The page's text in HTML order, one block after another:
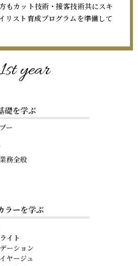
もカット技術・接客技術共にスキ
リスト育成プログラムを準備して